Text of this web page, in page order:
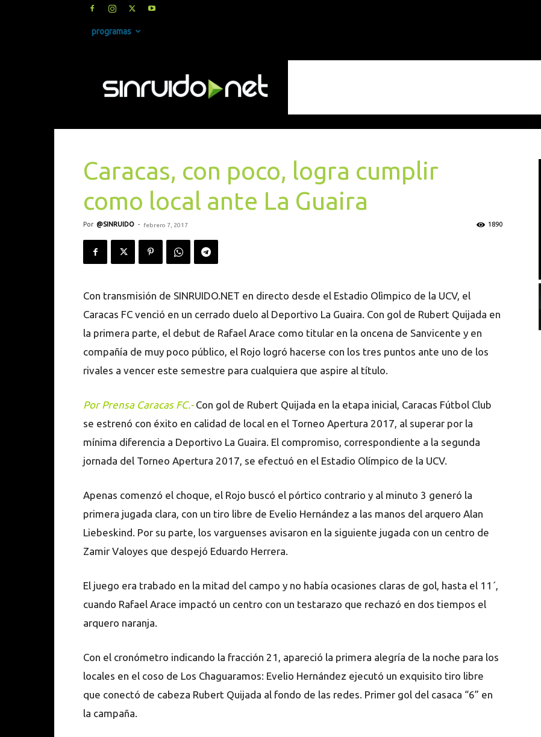
programas
Caracas, con poco, logra cumplir
como local ante La Guaira
Por @SINRUIDO - febrero 7, 2017 1890
Con transmisión de SINRUIDO.NET en directo desde el Estadio Olìmpico de la UCV, el
Caracas FC venció en un cerrado duelo al Deportivo La Guaira. Con gol de Rubert Quijada en
la primera parte, el debut de Rafael Arace como titular en la oncena de Sanvicente y en
compañía de muy poco público, el Rojo logró hacerse con los tres puntos ante uno de los
rivales a vencer este semestre para cualquiera que aspire al título.
Por Prensa Caracas FC.- Con gol de Rubert Quijada en la etapa inicial, Caracas Fútbol Club
se estrenó con éxito en calidad de local en el Torneo Apertura 2017, al superar por la
mínima diferencia a Deportivo La Guaira. El compromiso, correspondiente a la segunda
jornada del Torneo Apertura 2017, se efectuó en el Estadio Olímpico de la UCV.
Apenas comenzó el choque, el Rojo buscó el pórtico contrario y al minuto 3 generó la
primera jugada clara, con un tiro libre de Evelio Hernández a las manos del arquero Alan
Liebeskind. Por su parte, los varguenses avisaron en la siguiente jugada con un centro de
Zamir Valoyes que despejó Eduardo Herrera.
El juego era trabado en la mitad del campo y no había ocasiones claras de gol, hasta el 11´,
cuando Rafael Arace impactó un centro con un testarazo que rechazó en dos tiempos el
arquero naranja.
Con el cronómetro indicando la fracción 21, apareció la primera alegría de la noche para los
locales en el coso de Los Chaguaramos: Evelio Hernández ejecutó un exquisito tiro libre
que conectó de cabeza Rubert Quijada al fondo de las redes. Primer gol del casaca “6” en
la campaña.